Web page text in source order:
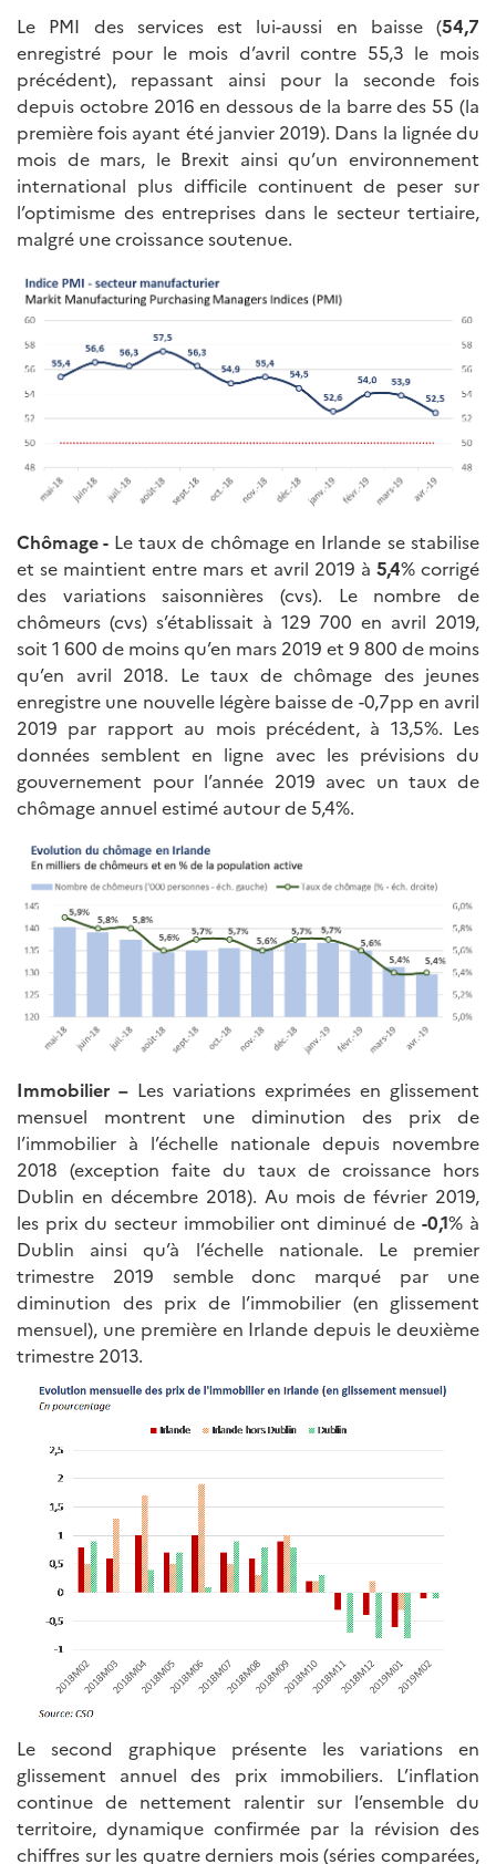
Le PMI des services est lui-aussi en baisse (54,7
enregistré pour le mois d’avril contre 55,3 le mois
précédent), repassant ainsi pour la seconde fois
depuis octobre 2016 en dessous de la barre des 55 (la
première fois ayant été janvier 2019). Dans la lignée du
mois de mars, le Brexit ainsi qu’un environnement
international plus difficile continuent de peser sur
l’optimisme des entreprises dans le secteur tertiaire,
malgré une croissance soutenue.
Chômage - Le taux de chômage en Irlande se stabilise
et se maintient entre mars et avril 2019 à 5,4% corrigé
des variations saisonnières (cvs). Le nombre de
chômeurs (cvs) s’établissait à 129 700 en avril 2019,
soit 1 600 de moins qu’en mars 2019 et 9 800 de moins
qu’en avril 2018. Le taux de chômage des jeunes
enregistre une nouvelle légère baisse de -0,7pp en avril
2019 par rapport au mois précédent, à 13,5%. Les
données semblent en ligne avec les prévisions du
gouvernement pour l’année 2019 avec un taux de
chômage annuel estimé autour de 5,4%.
Immobilier – Les variations exprimées en glissement
mensuel montrent une diminution des prix de
l’immobilier à l’échelle nationale depuis novembre
2018 (exception faite du taux de croissance hors
Dublin en décembre 2018). Au mois de février 2019,
les prix du secteur immobilier ont diminué de-0,1% à
Dublin ainsi qu’à l’échelle nationale. Le premier
trimestre 2019 semble donc marqué par une
diminution des prix de l’immobilier (en glissement
mensuel), une première en Irlande depuis le deuxième
trimestre 2013.
Le second graphique présente les variations en
glissement annuel des prix immobiliers. L’inflation
continue de nettement ralentir sur l’ensemble du
territoire, dynamique confirmée par la révision des
chiffres sur les quatre derniers mois (séries comparées,